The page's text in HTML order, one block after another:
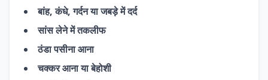
बांह, कंधे, गर्दन या जबड़े में दर्द
सांस लेने में तकलीफ
ठंडा पसीना आना
चक्कर आना या बेहोशी